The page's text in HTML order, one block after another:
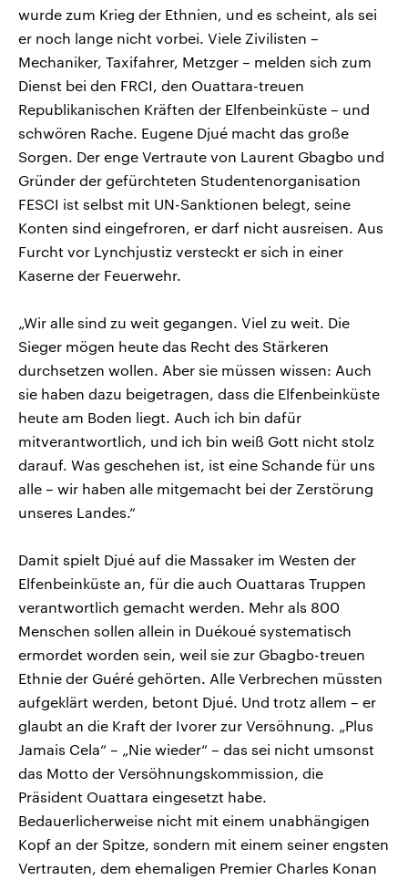
wurde zum Krieg der Ethnien, und es scheint, als sei
er noch lange nicht vorbei. Viele Zivilisten –
Mechaniker, Taxifahrer, Metzger – melden sich zum
Dienst bei den FRCI, den Ouattara-treuen
Republikanischen Kräften der Elfenbeinküste – und
schwören Rache. Eugene Djué macht das große
Sorgen. Der enge Vertraute von Laurent Gbagbo und
Gründer der gefürchteten Studentenorganisation
FESCI ist selbst mit UN-Sanktionen belegt, seine
Konten sind eingefroren, er darf nicht ausreisen. Aus
Furcht vor Lynchjustiz versteckt er sich in einer
Kaserne der Feuerwehr.
„Wir alle sind zu weit gegangen. Viel zu weit. Die
Sieger mögen heute das Recht des Stärkeren
durchsetzen wollen. Aber sie müssen wissen: Auch
sie haben dazu beigetragen, dass die Elfenbeinküste
heute am Boden liegt. Auch ich bin dafür
mitverantwortlich, und ich bin weiß Gott nicht stolz
darauf. Was geschehen ist, ist eine Schande für uns
alle – wir haben alle mitgemacht bei der Zerstörung
unseres Landes.“
Damit spielt Djué auf die Massaker im Westen der
Elfenbeinküste an, für die auch Ouattaras Truppen
verantwortlich gemacht werden. Mehr als 800
Menschen sollen allein in Duékoué systematisch
ermordet worden sein, weil sie zur Gbagbo-treuen
Ethnie der Guéré gehörten. Alle Verbrechen müssten
aufgeklärt werden, betont Djué. Und trotz allem – er
glaubt an die Kraft der Ivorer zur Versöhnung. „Plus
Jamais Cela“ – „Nie wieder“ – das sei nicht umsonst
das Motto der Versöhnungskommission, die
Präsident Ouattara eingesetzt habe.
Bedauerlicherweise nicht mit einem unabhängigen
Kopf an der Spitze, sondern mit einem seiner engsten
Vertrauten, dem ehemaligen Premier Charles Konan